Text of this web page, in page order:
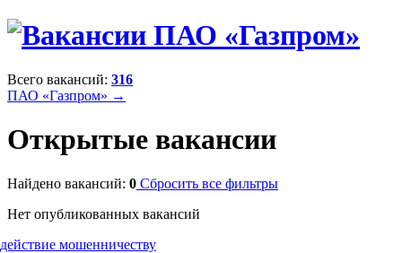
Всего вакансий: 316
ПАО «Газпром» →
Открытые вакансии
Найдено вакансий: 0 Сбросить все фильтры
Нет опубликованных вакансий
мошенничеству